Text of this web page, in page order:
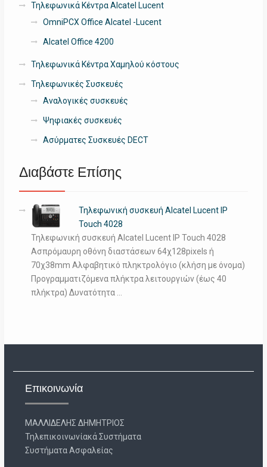
Τηλεφωνικά Κέντρα Alcatel Lucent
OmniPCX Office Alcatel -Lucent
Alcatel Office 4200
Τηλεφωνικά Κέντρα Χαμηλού κόστους
Τηλεφωνικές Συσκευές
Αναλογικές συσκευές
Ψηφιακές συσκευές
Ασύρματες Συσκευές DECT
Διαβάστε Επίσης
Τηλεφωνική συσκευή Alcatel Lucent IP
Touch 4028
Τηλεφωνική συσκευή Alcatel Lucent IP Touch 4028
Ασπρόμαυρη οθόνη διαστάσεων 64χ128pixels ή
70χ38mm Αλφαβητικό πληκτρολόγιο (κλήση με όνομα)
Προγραμματιζόμενα πλήκτρα λειτουργιών (έως 40
πλήκτρα) Δυνατότητα …
Επικοινωνία
ΜΑΛΛΙΔΕΛΗΣ ΔΗΜΗΤΡΙΟΣ
Τηλεπικοινωνίακά Συστήματα
Συστήματα Ασφαλείας